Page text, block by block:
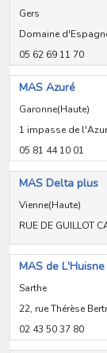
Gers
Domaine
05 62 69 11 70
MAS Azuré
Garonne(Haute)
1 impasse de
05 81 44 10 01
MAS Delta plus
Vienne(Haute)
RUE DE GUILLOT
MAS de L'Huisne
Sarthe
22, rue Thérèse
02 43 50 37 80